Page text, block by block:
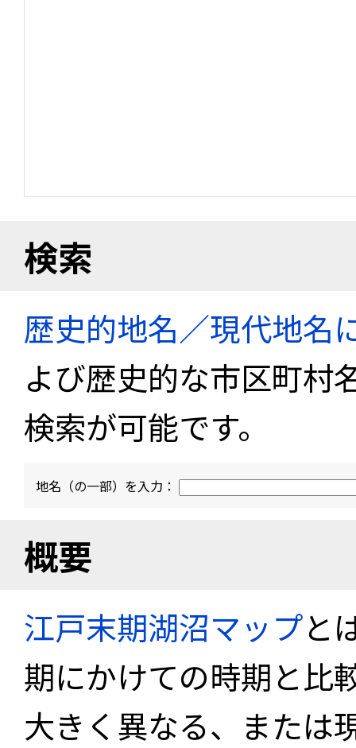
検索
歴史的地名／現代地名
よび歴史的な市区町村
検索が可能です。
地名（の一部）を入力：
概要
江戸末期湖沼マップと
期にかけての時期と比
大きく異なる、または